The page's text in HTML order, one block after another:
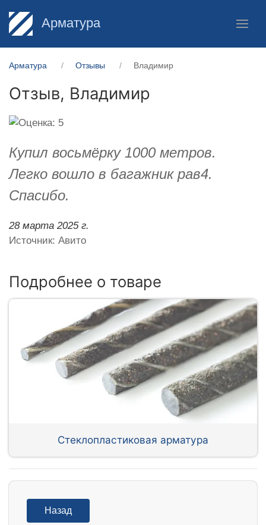
Арматура
Арматура Отзывы Владимир
Отзыв, Владимир
Купил восьмёрку 1000 метров.
Легко вошло в багажник рав4.
Спасибо.
28 марта 2025 г.
Источник: Авито
Подробнее о товаре
Стеклопластиковая арматура
Назад